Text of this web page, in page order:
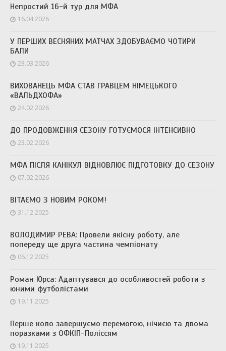
Непростий 16-й тур для МФА
16.04.2026
У ПЕРШИХ ВЕСНЯНИХ МАТЧАХ ЗДОБУВАЄМО ЧОТИРИ
БАЛИ
23.03.2026
ВИХОВАНЕЦЬ МФА СТАВ ГРАВЦЕМ НІМЕЦЬКОГО
«ВАЛЬДХОФА»
24.02.2026
ДО ПРОДОВЖЕННЯ СЕЗОНУ ГОТУЄМОСЯ ІНТЕНСИВНО
23.02.2026
МФА ПІСЛЯ КАНІКУЛ ВІДНОВЛЮЄ ПІДГОТОВКУ ДО СЕЗОНУ
07.02.2026
ВІТАЄМО З НОВИМ РОКОМ!
31.12.2025
ВОЛОДИМИР РЕВА: Провели якісну роботу, але
попереду ще друга частина чемпіонату
06.12.2025
Роман Юрса: Адаптувався до особливостей роботи з
юними футболістами
19.11.2025
Перше коло завершуємо перемогою, нічиєю та двома
поразками з ОФКІП-Поліссям
19.11.2025